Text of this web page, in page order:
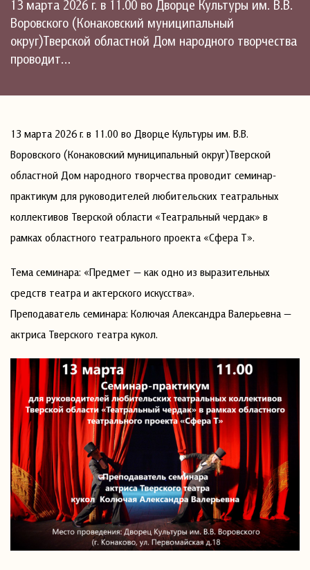
13 марта 2026 г. в 11.00 во Дворце Культуры им. В.В.
Воровского (Конаковский муниципальный
округ)Тверской областной Дом народного творчества
проводит…
13 марта 2026 г. в 11.00 во Дворце Культуры им. В.В.
Воровского (Конаковский муниципальный округ)Тверской
областной Дом народного творчества проводит семинар-
практикум для руководителей любительских театральных
коллективов Тверской области «Театральный чердак» в
рамках областного театрального проекта «Сфера Т».
Тема семинара: «Предмет — как одно из выразительных
средств театра и актерского искусства».
Преподаватель семинара: Колючая Александра Валерьевна —
актриса Тверского театра кукол.